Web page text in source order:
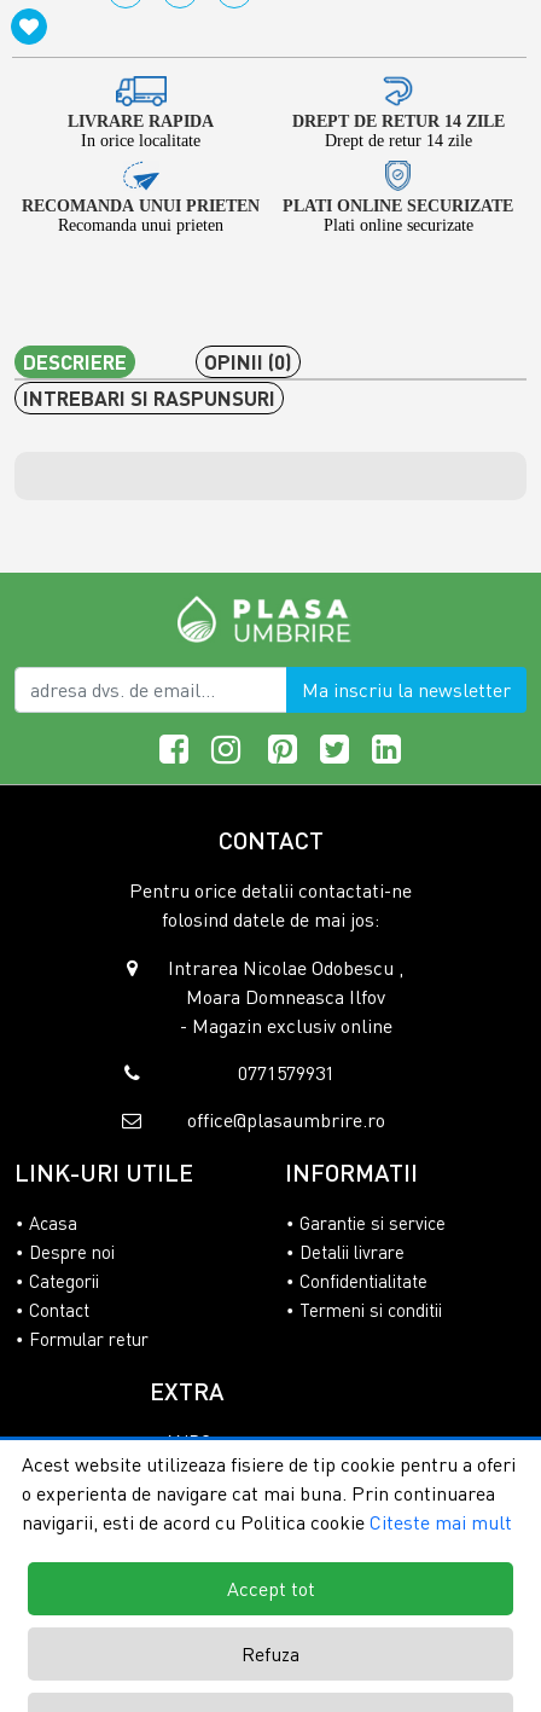
LIVRARE RAPIDA
In orice localitate
DREPT DE RETUR 14 ZILE
Drept de retur 14 zile
RECOMANDA UNUI PRIETEN
Recomanda unui prieten
PLATI ONLINE SECURIZATE
Plati online securizate
DESCRIERE
OPINII (0)
INTREBARI SI RASPUNSURI
Ma inscriu la newsletter
CONTACT
Pentru orice detalii contactati-ne
folosind datele de mai jos:
Intrarea Nicolae Odobescu ,
Moara Domneasca Ilfov
- Magazin exclusiv online
0771579931
office@plasaumbrire.ro
LINK-URI UTILE
Acasa
Despre noi
Categorii
Contact
Formular retur
INFORMATII
Garantie si service
Detalii livrare
Confidentialitate
Termeni si conditii
EXTRA
ANPC
SOL
Copyright © 2026 - PlasaUmbrire.ro | Toate drepturile
rezervate.Creare magazine online by ITeXclusiv.ro
Acest website utilizeaza fisiere de tip cookie pentru a oferi
o experienta de navigare cat mai buna. Prin continuarea
navigarii, esti de acord cu Politica cookie Citeste mai mult
Accept tot
Refuza